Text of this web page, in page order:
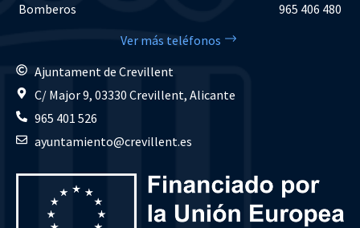
Bomberos
965 406 480
Ver más teléfonos
Ajuntament de Crevillent
C/ Major 9, 03330 Crevillent, Alicante
965 401 526
ayuntamiento@crevillent.es